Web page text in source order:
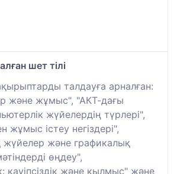
шет тілі
талдауға арналған:
және жұмыс", "АКТ-дағы
жүйелердің түрлері",
жұмыс істеу негіздері",
және графикалық
өңдеу",
қауіпсіздік және қылмыс" және